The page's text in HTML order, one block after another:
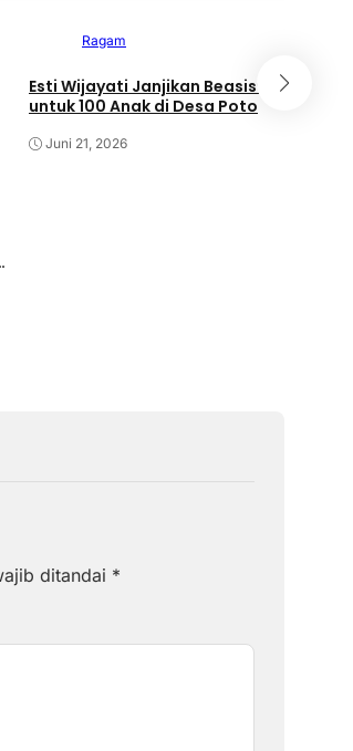
Ragam
Esti Wijayati Janjikan Beasiswa
untuk 100 Anak di Desa Poto
Juni 21, 2026
ditandai *